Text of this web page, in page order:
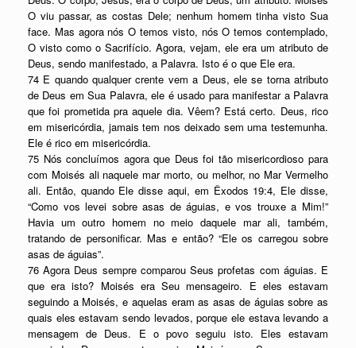
O viu passar, as costas Dele; nenhum homem tinha visto Sua
face. Mas agora nós O temos visto, nós O temos contemplado,
O visto como o Sacrifício. Agora, vejam, ele era um atributo de
Deus, sendo manifestado, a Palavra. Isto é o que Ele era.
74 E quando qualquer crente vem a Deus, ele se torna atributo
de Deus em Sua Palavra, ele é usado para manifestar a Palavra
que foi prometida pra aquele dia. Vêem? Está certo. Deus, rico
em misericórdia, jamais tem nos deixado sem uma testemunha.
Ele é rico em misericórdia.
75 Nós concluímos agora que Deus foi tão misericordioso para
com Moisés ali naquele mar morto, ou melhor, no Mar Vermelho
ali. Então, quando Ele disse aqui, em Êxodos 19:4, Ele disse,
“Como vos levei sobre asas de águias, e vos trouxe a Mim!”
Havia um outro homem no meio daquele mar ali, também,
tratando de personificar. Mas e então? “Ele os carregou sobre
asas de águias”.
76 Agora Deus sempre comparou Seus profetas com águias. E
que era isto? Moisés era Seu mensageiro. E eles estavam
seguindo a Moisés, e aquelas eram as asas de águias sobre as
quais eles estavam sendo levados, porque ele estava levando a
mensagem de Deus. E o povo seguiu isto. Eles estavam